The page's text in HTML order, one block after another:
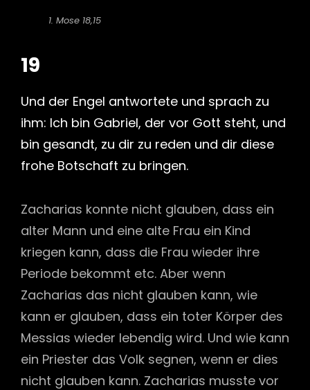
1. Mose 18,15
19
Und der Engel antwortete und sprach zu
ihm: Ich bin Gabriel, der vor Gott steht, und
bin gesandt, zu dir zu reden und dir diese
frohe Botschaft zu bringen.
Zacharias konnte nicht glauben, dass ein
alter Mann und eine alte Frau ein Kind
kriegen kann, dass die Frau wieder ihre
Periode bekommt etc. Aber wenn
Zacharias das nicht glauben kann, wie
kann er glauben, dass ein toter Körper des
Messias wieder lebendig wird. Und wie kann
ein Priester das Volk segnen, wenn er dies
nicht glauben kann. Zacharias musste vor